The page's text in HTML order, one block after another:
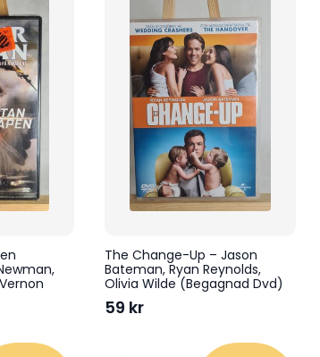
The Change-Up – Jason
Bateman, Ryan Reynolds,
Olivia Wilde (Begagnad Dvd)
59 kr